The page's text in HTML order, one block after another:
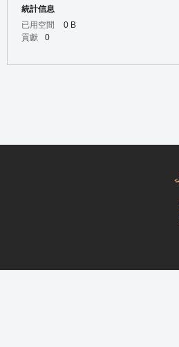
統計信息
已用空間
0 B
貢獻
0